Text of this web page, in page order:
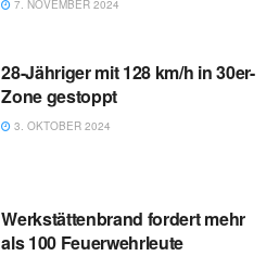
7. NOVEMBER 2024
28-Jähriger mit 128 km/h in 30er-
Zone gestoppt
3. OKTOBER 2024
Werkstättenbrand fordert mehr
als 100 Feuerwehrleute